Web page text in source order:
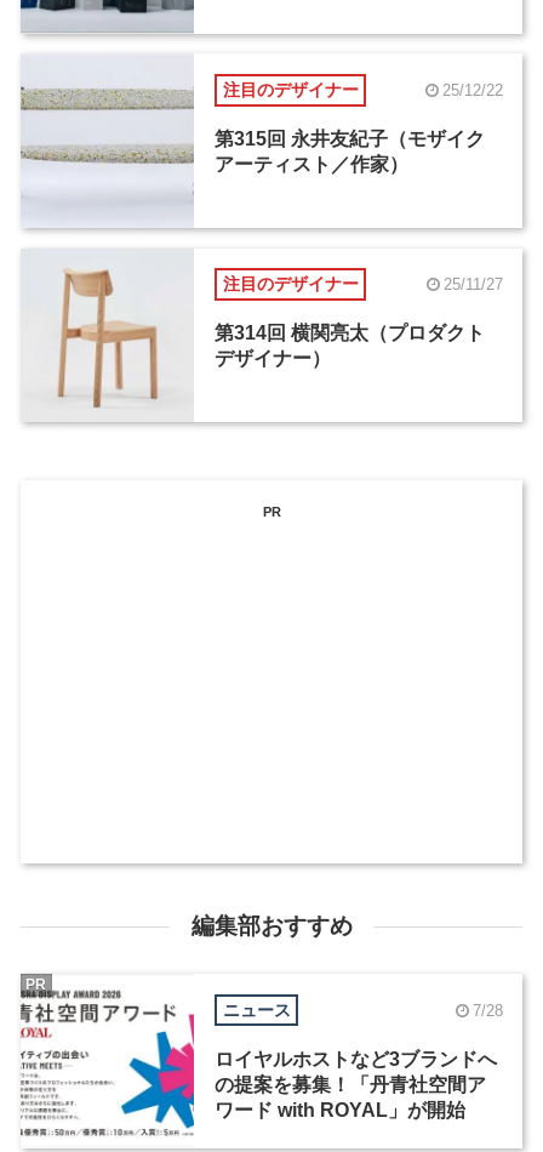
注目のデザイナー 25/12/22
第315回 永井友紀子（モザイク
アーティスト／作家）
注目のデザイナー 25/11/27
第314回 横関亮太（プロダクト
デザイナー）
PR
編集部おすすめ
ニュース 7/28
ロイヤルホストなど3ブランドへ
の提案を募集！「丹青社空間ア
ワード with ROYAL」が開始
PR